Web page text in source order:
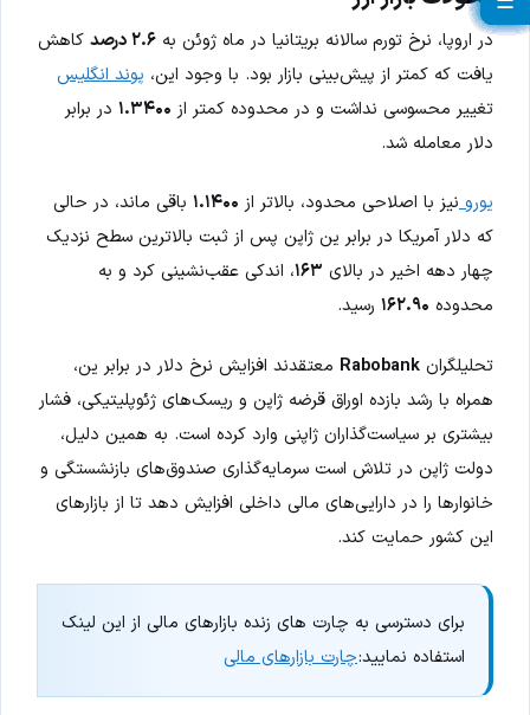
در اروپا، نرخ تورم سالانه بریتانیا در ماه ژوئن به ۲.۶ درصد
کاهش
یافت که کمتر از پیش‌بینی بازار بود. با وجود این، پوند انگلیس
تغییر محسوسی نداشت و در محدوده کمتر از ۱.۳۴۰۰ در برابر
دلار معامله شد.
یورونیز با اصلاحی محدود، بالاتر از ۱.۱۴۰۰ باقی ماند، در حالی
که دلار آمریکا در برابر ین ژاپن پس از ثبت بالاترین سطح نزدیک
چهار دهه اخیر در بالای ۱۶۳، اندکی عقب‌نشینی کرد و به
محدوده ۱۶۲.۹۰ رسید.
تحلیلگران Rabobank معتقدند افزایش نرخ دلار در برابر ین،
همراه با رشد بازده اوراق قرضه ژاپن و ریسک‌های ژئوپلیتیکی، فشار
بیشتری بر سیاست‌گذاران ژاپنی وارد کرده است. به همین دلیل،
دولت ژاپن در تلاش است سرمایه‌گذاری صندوق‌های بازنشستگی و
خانوارها را در دارایی‌های مالی داخلی افزایش دهد تا از بازارهای
این کشور حمایت کند.
برای دسترسی به چارت های زنده بازارهای مالی از این لینک
استفاده نمایید:چارت بازارهای مالی